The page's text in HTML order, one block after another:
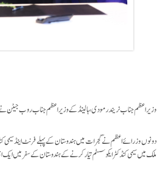
وزیر اعظم جناب نریندر مودی ، ہالینڈ کے وزیر اعظم جناب روب جیٹن
دونوں وزرائے اعظم نے گجرات میں ہندوستان کے پہلے فرنٹ اینڈ
ملک میں سیمی کنڈکٹر ایکو سسٹم تیار کرنے کے ہندوستان کے سفر میں ایک